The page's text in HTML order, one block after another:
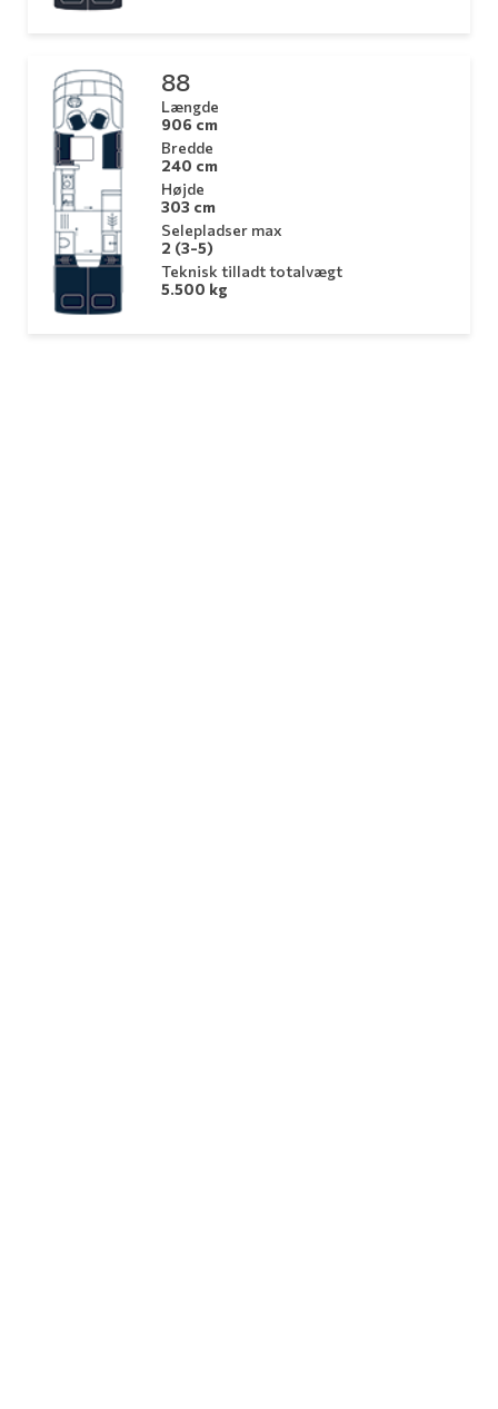
88
Længde
906 cm
Bredde
240 cm
Højde
303 cm
Selepladser max
2 (3-5)
Teknisk tilladt totalvægt
5.500 kg